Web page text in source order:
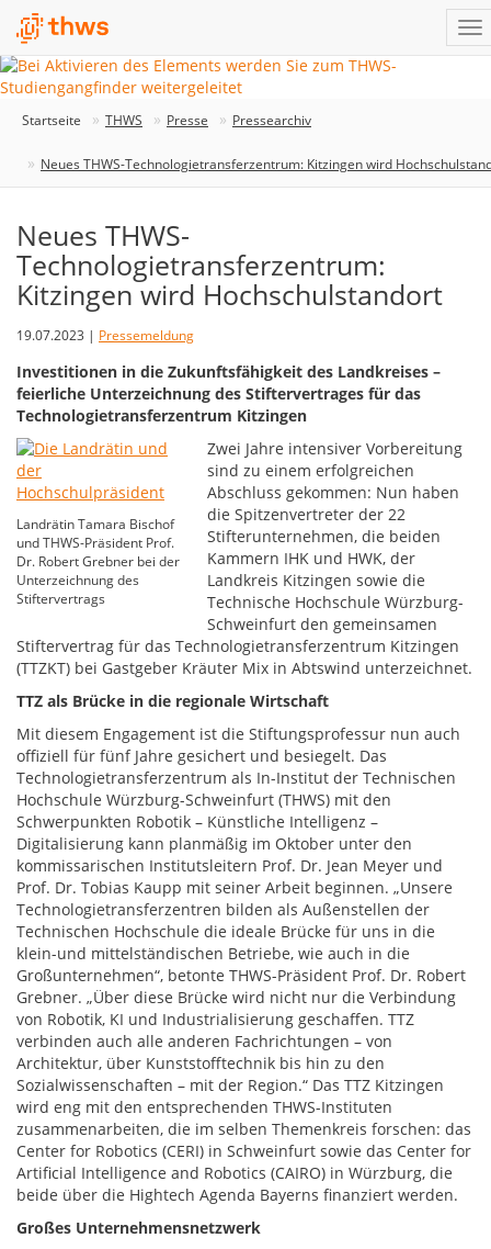
Startseite THWS Presse Pressearchiv
Neues THWS-Technologietransferzentrum: Kitzingen wird
Neues THWS-
Technologietransferzentrum:
Kitzingen wird Hochschulstandort
19.07.2023 | Pressemeldung
Investitionen in die Zukunftsfähigkeit des Landkreises –
feierliche Unterzeichnung des Stiftervertrages für das
Technologietransferzentrum Kitzingen
Landrätin Tamara Bischof
und THWS-Präsident Prof.
Dr. Robert Grebner bei der
Unterzeichnung des
Stiftervertrags
Zwei Jahre intensiver Vorbereitung
sind zu einem erfolgreichen
Abschluss gekommen: Nun haben
die Spitzenvertreter der 22
Stifterunternehmen, die beiden
Kammern IHK und HWK, der
Landkreis Kitzingen sowie die
Technische Hochschule Würzburg-
Schweinfurt den gemeinsamen
Stiftervertrag für das Technologietransferzentrum Kitzingen
(TTZKT) bei Gastgeber Kräuter Mix in Abtswind unterzeichnet.
TTZ als Brücke in die regionale Wirtschaft
Mit diesem Engagement ist die Stiftungsprofessur nun auch
offiziell für fünf Jahre gesichert und besiegelt. Das
Technologietransferzentrum als In-Institut der Technischen
Hochschule Würzburg-Schweinfurt (THWS) mit den
Schwerpunkten Robotik – Künstliche Intelligenz –
Digitalisierung kann planmäßig im Oktober unter den
kommissarischen Institutsleitern Prof. Dr. Jean Meyer und
Prof. Dr. Tobias Kaupp mit seiner Arbeit beginnen. „Unsere
Technologietransferzentren bilden als Außenstellen der
Technischen Hochschule die ideale Brücke für uns in die
klein-und mittelständischen Betriebe, wie auch in die
Großunternehmen“, betonte THWS-Präsident Prof. Dr. Robert
Grebner. „Über diese Brücke wird nicht nur die Verbindung
von Robotik, KI und Industrialisierung geschaffen. TTZ
verbinden auch alle anderen Fachrichtungen – von
Architektur, über Kunststofftechnik bis hin zu den
Sozialwissenschaften – mit der Region.“ Das TTZ Kitzingen
wird eng mit den entsprechenden THWS-Instituten
zusammenarbeiten, die im selben Themenkreis forschen: das
Center for Robotics (CERI) in Schweinfurt sowie das Center for
Artificial Intelligence and Robotics (CAIRO) in Würzburg, die
beide über die Hightech Agenda Bayerns finanziert werden.
Großes Unternehmensnetzwerk